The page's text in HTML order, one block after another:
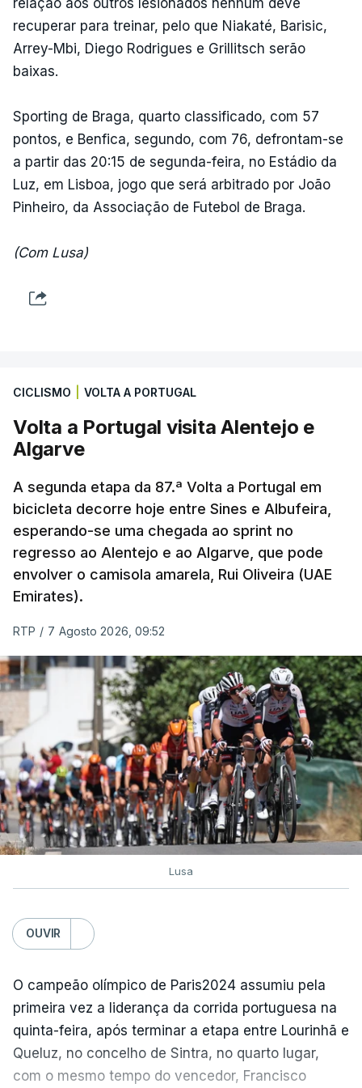
recuperar para treinar, pelo que Niakaté, Barisic,
Arrey-Mbi, Diego Rodrigues e Grillitsch serão
baixas.
Sporting de Braga, quarto classificado, com 57
pontos, e Benfica, segundo, com 76, defrontam-se
a partir das 20:15 de segunda-feira, no Estádio da
Luz, em Lisboa, jogo que será arbitrado por João
Pinheiro, da Associação de Futebol de Braga.
(Com Lusa)
CICLISMO VOLTA A PORTUGAL
Volta a Portugal visita Alentejo e
Algarve
A segunda etapa da 87.ª Volta a Portugal em
bicicleta decorre hoje entre Sines e Albufeira,
esperando-se uma chegada ao sprint no
regresso ao Alentejo e ao Algarve, que pode
envolver o camisola amarela, Rui Oliveira (UAE
Emirates).
RTP / 7 Agosto 2026, 09:52
Lusa
OUVIR
O campeão olímpico de Paris2024 assumiu pela
primeira vez a liderança da corrida portuguesa na
quinta-feira, após terminar a etapa entre Lourinhã e
Queluz, no concelho de Sintra, no quarto lugar,
com o mesmo tempo do vencedor, Francisco